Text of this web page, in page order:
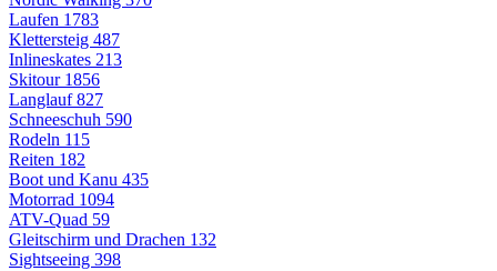
Laufen 1783
Klettersteig 487
Inlineskates 213
Skitour 1856
Langlauf827
Schneeschuh 590
Rodeln 115
Reiten 182
Boot und Kanu 435
Motorrad 1094
ATV-Quad 59
Gleitschirm und Drachen 132
Sightseeing 398